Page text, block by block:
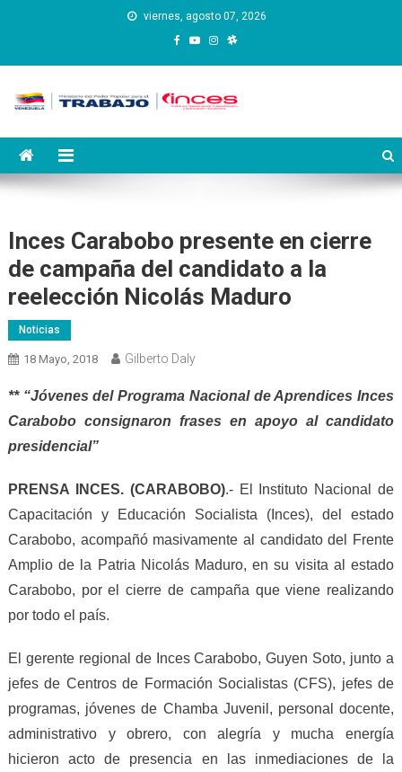
viernes, agosto 07, 2026
Instituto Nacional de
Capacitación y Educación
Inces Carabobo presente en cierre
de campaña del candidato a la
reelección Nicolás Maduro
Noticias
18 Mayo, 2018 Gilberto Daly
** “Jóvenes del Programa Nacional de Aprendices Inces
Carabobo consignaron frases en apoyo al candidato
presidencial”
PRENSA INCES. (CARABOBO).- El Instituto Nacional de
Capacitación y Educación Socialista (Inces), del estado
Carabobo, acompañó masivamente al candidato del Frente
Amplio de la Patria Nicolás Maduro, en su visita al estado
Carabobo, por el cierre de campaña que viene realizando
por todo el país.
El gerente regional de Inces Carabobo, Guyen Soto, junto a
jefes de Centros de Formación Socialistas (CFS), jefes de
programas, jóvenes de Chamba Juvenil, personal docente,
administrativo y obrero, con alegría y mucha energía
hicieron acto de presencia en las inmediaciones de la